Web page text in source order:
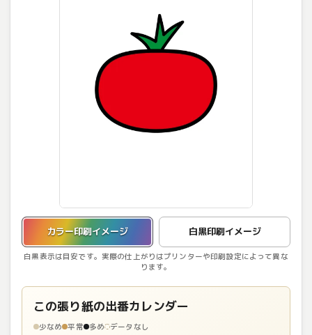
カラー印刷イメージ 白黒印刷イメージ
白黒表示は目安です。実際の仕上がりはプリンターや印刷設定によって異な
ります。
カラー印刷イメージを表示しています。
この張り紙の出番カレンダー
少なめ 平常 多め データなし